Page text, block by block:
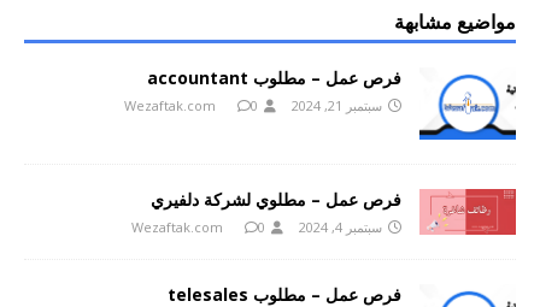
مواضيع مشابهة
فرص عمل – مطلوب accountant
سبتمبر 21, 2024 Wezaftak.com 0
فرص عمل – مطلوي لشركة دلفيري
سبتمبر 4, 2024 Wezaftak.com 0
فرص عمل – مطلوب telesales